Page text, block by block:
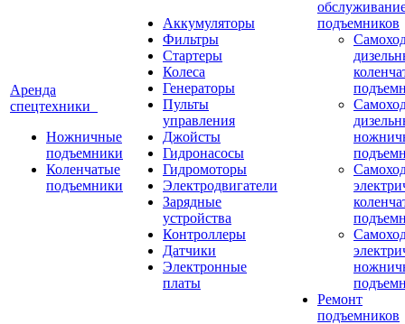
Аренда
спецтехники
Ножничные
подъемники
Коленчатые
подъемники
Аккумуляторы
Фильтры
Стартеры
Колеса
Генераторы
Пульты
управления
Джойсты
Гидронасосы
Гидромоторы
Электродвигатели
Зарядные
устройства
Контроллеры
Датчики
Электронные
платы
подъемников
Ремонт
подъемников